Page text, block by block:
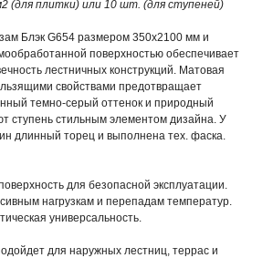
(для плитки) или 10 шт. (для ступеней)
Блэк G654 размером 350x2100 мм и
поверхностью обеспечивает
лестничных конструкций. Матовая
свойствами предотвращает
темно-серый оттенок и природный
ступень стильным элементом дизайна. У
длинный торец и выполнена тех. фаска.
для безопасной эксплуатации.
нагрузкам и перепадам температур.
универсальность.
для наружных лестниц, террас и